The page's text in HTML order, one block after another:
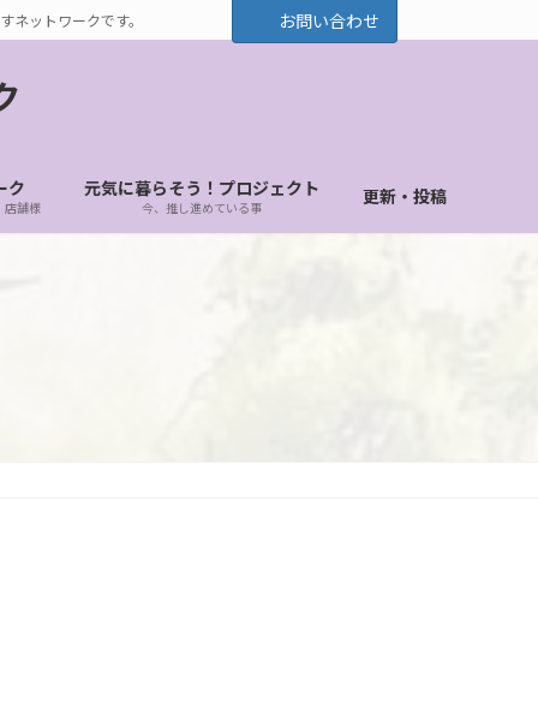
ットワークです。 お問い合わせ
ク
店舗様
元気に暮らそう！プロジェクト
今、推し進めている事 更新・投稿